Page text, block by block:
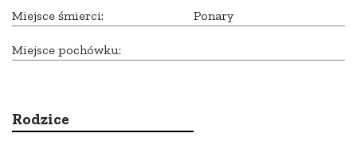
Miejsce śmierci: Ponary
Miejsce pochówku:
Rodzice